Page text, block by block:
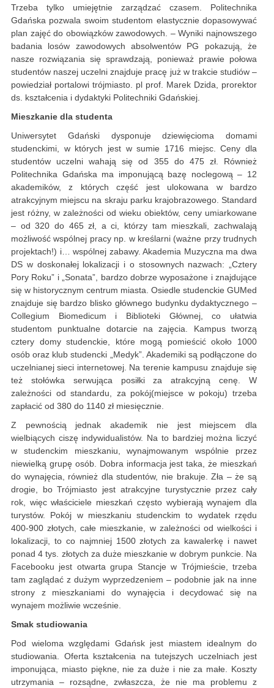
Trzeba tylko umiejętnie zarządzać czasem. Politechnika
Gdańska pozwala swoim studentom elastycznie dopasowywać
plan zajęć do obowiązków zawodowych. – Wyniki najnowszego
badania losów zawodowych absolwentów PG pokazują, że
nasze rozwiązania się sprawdzają, ponieważ prawie połowa
studentów naszej uczelni znajduje pracę już w trakcie studiów –
powiedział portalowi trójmiasto. pl prof. Marek Dzida, prorektor
ds. kształcenia i dydaktyki Politechniki Gdańskiej.
Mieszkanie dla studenta
Uniwersytet Gdański dysponuje dziewięcioma domami
studenckimi, w których jest w sumie 1716 miejsc. Ceny dla
studentów uczelni wahają się od 355 do 475 zł. Również
Politechnika Gdańska ma imponującą bazę noclegową – 12
akademików, z których część jest ulokowana w bardzo
atrakcyjnym miejscu na skraju parku krajobrazowego. Standard
jest różny, w zależności od wieku obiektów, ceny umiarkowane
– od 320 do 465 zł, a ci, którzy tam mieszkali, zachwalają
możliwość wspólnej pracy np. w kreślarni (ważne przy trudnych
projektach!) i… wspólnej zabawy. Akademia Muzyczna ma dwa
DS w doskonałej lokalizacji i o stosownych nazwach: „Cztery
Pory Roku” i „Sonata”, bardzo dobrze wyposażone i znajdujące
się w historycznym centrum miasta. Osiedle studenckie GUMed
znajduje się bardzo blisko głównego budynku dydaktycznego –
Collegium Biomedicum i Biblioteki Głównej, co ułatwia
studentom punktualne dotarcie na zajęcia. Kampus tworzą
cztery domy studenckie, które mogą pomieścić około 1000
osób oraz klub studencki „Medyk”. Akademiki są podłączone do
uczelnianej sieci internetowej. Na terenie kampusu znajduje się
też stołówka serwująca posiłki za atrakcyjną cenę. W
zależności od standardu, za pokój(miejsce w pokoju) trzeba
zapłacić od 380 do 1140 zł miesięcznie.
Z pewnością jednak akademik nie jest miejscem dla
wielbiących ciszę indywidualistów. Na to bardziej można liczyć
w studenckim mieszkaniu, wynajmowanym wspólnie przez
niewielką grupę osób. Dobra informacja jest taka, że mieszkań
do wynajęcia, również dla studentów, nie brakuje. Zła – że są
drogie, bo Trójmiasto jest atrakcyjne turystycznie przez cały
rok, więc właściciele mieszkań często wybierają wynajem dla
turystów. Pokój w mieszkaniu studenckim to wydatek rzędu
400-900 złotych, całe mieszkanie, w zależności od wielkości i
lokalizacji, to co najmniej 1500 złotych za kawalerkę i nawet
ponad 4 tys. złotych za duże mieszkanie w dobrym punkcie. Na
Facebooku jest otwarta grupa Stancje w Trójmieście, trzeba
tam zaglądać z dużym wyprzedzeniem – podobnie jak na inne
strony z mieszkaniami do wynajęcia i decydować się na
wynajem możliwie wcześnie.
Smak studiowania
Pod wieloma względami Gdańsk jest miastem idealnym do
studiowania. Oferta kształcenia na tutejszych uczelniach jest
imponująca, miasto piękne, nie za duże i nie za małe. Koszty
utrzymania – rozsądne, zwłaszcza, że nie ma problemu z